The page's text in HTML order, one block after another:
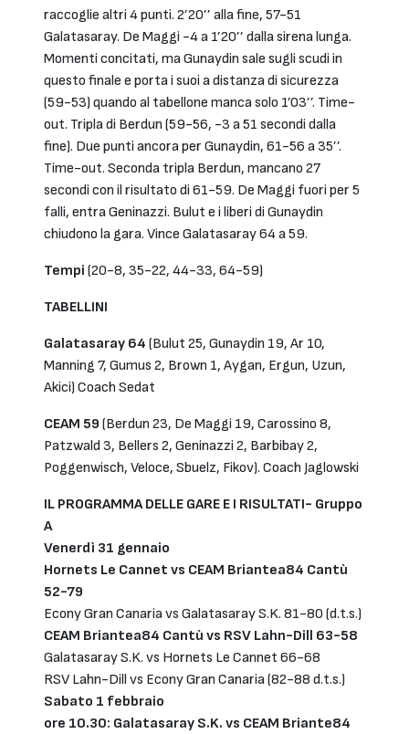
raccoglie altri 4 punti. 2’20’’ alla fine, 57-51
Galatasaray. De Maggi -4 a 1’20’’ dalla sirena lunga.
Momenti concitati, ma Gunaydin sale sugli scudi in
questo finale e porta i suoi a distanza di sicurezza
(59-53) quando al tabellone manca solo 1’03’’. Time-
out. Tripla di Berdun (59-56, -3 a 51 secondi dalla
fine). Due punti ancora per Gunaydin, 61-56 a 35’’.
Time-out. Seconda tripla Berdun, mancano 27
secondi con il risultato di 61-59. De Maggi fuori per 5
falli, entra Geninazzi. Bulut e i liberi di Gunaydin
chiudono la gara. Vince Galatasaray 64 a 59.
Tempi (20-8, 35-22, 44-33, 64-59)
TABELLINI
Galatasaray 64 (Bulut 25, Gunaydin 19, Ar 10,
Manning 7, Gumus 2, Brown 1, Aygan, Ergun, Uzun,
Akici) Coach Sedat
CEAM 59 (Berdun 23, De Maggi 19, Carossino 8,
Patzwald 3, Bellers 2, Geninazzi 2, Barbibay 2,
Poggenwisch, Veloce, Sbuelz, Fikov). Coach Jaglowski
IL PROGRAMMA DELLE GARE E I RISULTATI- Gruppo
A
Venerdì 31 gennaio
Hornets Le Cannet vs CEAM Briantea84 Cantù
52-79
Econy Gran Canaria vs Galatasaray S.K. 81-80 (d.t.s.)
CEAM Briantea84 Cantù vs RSV Lahn-Dill 63-58
Galatasaray S.K. vs Hornets Le Cannet 66-68
RSV Lahn-Dill vs Econy Gran Canaria (82-88 d.t.s.)
Sabato 1 febbraio
ore 10.30: Galatasaray S.K. vs CEAM Briante84